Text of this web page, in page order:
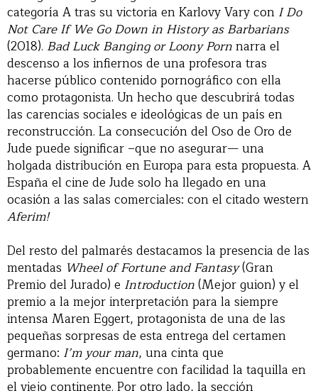
categoría A tras su victoria en Karlovy Vary con I Do
Not Care If We Go Down in History as Barbarians
(2018). Bad Luck Banging or Loony Pornnarra el
descenso a los infiernos de una profesora tras
hacerse público contenido pornográfico con ella
como protagonista. Un hecho que descubrirá todas
las carencias sociales e ideológicas de un país en
reconstrucción. La consecución del Oso de Oro de
Jude puede significar –que no asegurar— una
holgada distribución en Europa para esta propuesta. A
España el cine de Jude solo ha llegado en una
ocasión a las salas comerciales: con el citado western
Aferim!
Del resto del palmarés destacamos la presencia de las
mentadas Wheel of Fortune and Fantasy(Gran
Premio del Jurado) e Introduction(Mejor guion) y el
premio a la mejor interpretación para la siempre
intensa Maren Eggert, protagonista de una de las
pequeñas sorpresas de esta entrega del certamen
germano: I’m your man, una cinta que
probablemente encuentre con facilidad la taquilla en